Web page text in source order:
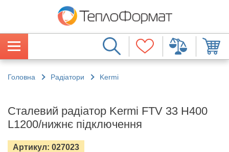
Головна Радіатори Kermi
Сталевий радіатор Kermi FTV 33 H400
L1200/нижнє підключення
Артикул: 027023